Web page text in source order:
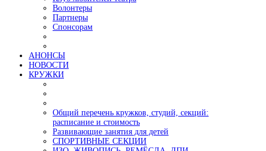
Волонтеры
Партнеры
Спонсорам
АНОНСЫ
НОВОСТИ
КРУЖКИ
Общий перечень кружков, студий, секций:
расписание и стоимость
Развивающие занятия для детей
СПОРТИВНЫЕ СЕКЦИИ